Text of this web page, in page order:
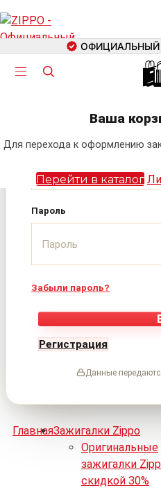
ОФИЦИАЛЬНЫЙ
Ваша
Для перехода к оформлению
Перейти в каталог
Пароль
Забыли пароль?
Регистрация
Данные
ГлавнаяЗажигалки Zippo
Оригинальные
зажигалки
скидкой 30%